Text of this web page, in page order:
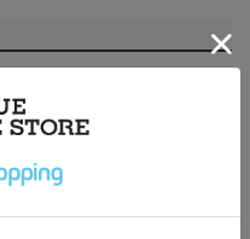
ターおよびスマートフォン
、実際の商品の色と異なっ
めご了承ください。
やデザインなどの仕様が予